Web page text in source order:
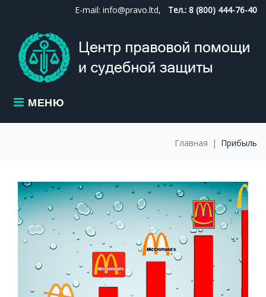
content
E-mail: info@pravo.ltd, Тел.: 8 (800) 444-76-40
МЕНЮ
Главная | Прибыль
МЕТКА:
ПРИБЫЛЬ